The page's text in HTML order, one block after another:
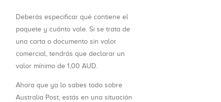
Deberás especificar qué contiene el
paquete y cuánto vale. Si se trata de
una carta o documento sin valor
comercial, tendrás que declarar un
valor mínimo de 1,00 AUD.
Ahora que ya lo sabes todo sobre
Australia Post, estás en una situación